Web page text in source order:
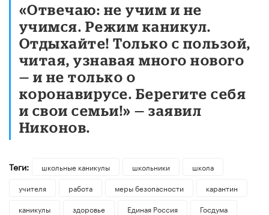
«Отвечаю: не учим и не
учимся. Режим каникул.
Отдыхайте! Только с пользой,
читая, узнавая много нового
— и не только о
коронавирусе. Берегите себя
и свои семьи!» — заявил
Никонов.
Теги: школьные каникулы школьники
школа
учителя
работа меры безопасности
карантин
каникулы
здоровье Единая Россия
Госдума